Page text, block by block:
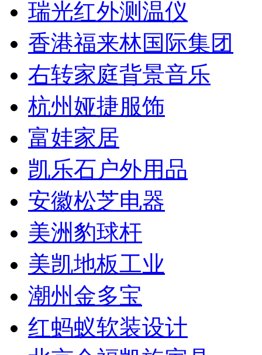
瑞光红外测温仪
香港福来林国际集团
右转家庭背景音乐
杭州娅捷服饰
富娃家居
凯乐石户外用品
安徽松芝电器
美洲豹球杆
美凯地板工业
潮州金多宝
红蚂蚁软装设计